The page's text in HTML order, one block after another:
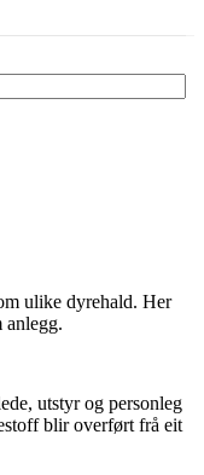
ulike dyrehald. Her
anlegg.
utstyr og personleg
blir overført frå eit